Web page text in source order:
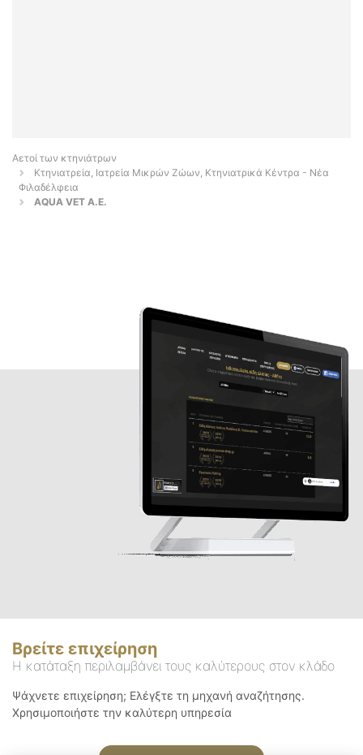
Αετοί των κτηνιάτρων
Κτηνιατρεία, Ιατρεία Μικρών Ζώων, Κτηνιατρικά Κέντρα - Νέα
Φιλαδέλφεια
AQUA VET A.E.
Βρείτε επιχείρηση
Η κατάταξη περιλαμβάνει τους καλύτερους στον κλάδο
Ψάχνετε επιχείρηση; Ελέγξτε τη μηχανή αναζήτησης.
Χρησιμοποιήστε την καλύτερη υπηρεσία